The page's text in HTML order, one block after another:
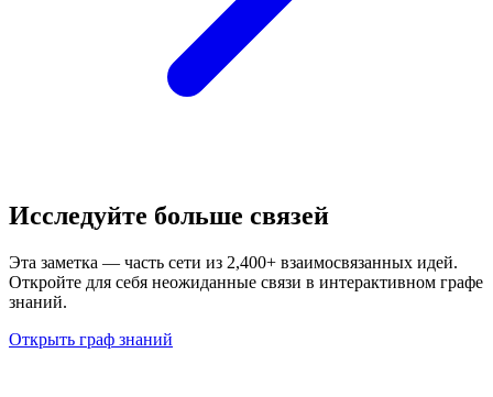
Исследуйте больше связей
Эта заметка — часть сети из 2,400+ взаимосвязанных идей.
Откройте для себя неожиданные связи в интерактивном графе
знаний.
Открыть граф знаний